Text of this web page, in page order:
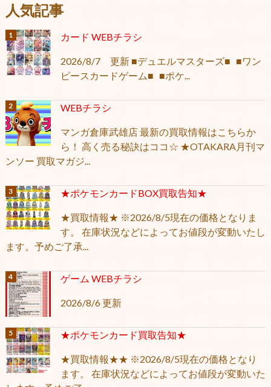
人気記事
カード WEBチラシ
2026/8/7 更新 ■デュエルマスターズ■ ■ワン
ピースカードゲーム■ ■ポケ...
WEBチラシ
マンガ倉庫武雄店 最新の買取情報はこちらか
ら！ 高く売る秘訣はココ☆ ★OTAKARA月刊マ
ンソー 買取マガジ...
★ポケモンカードBOX買取告知★
★買取情報★ ※2026/8/5現在の価格となりま
す。 在庫状況などによってお値段が変動いたし
ます。予めご了承...
ゲーム WEBチラシ
2026/8/6 更新
★ポケモンカード買取告知★
★買取情報★★ ※2026/8/5現在の価格となり
ます。 在庫状況などによってお値段が変動いた